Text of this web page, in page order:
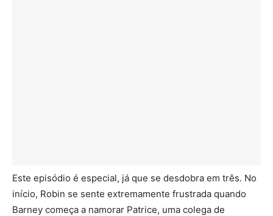
Este episódio é especial, já que se desdobra em três. No
início, Robin se sente extremamente frustrada quando
Barney começa a namorar Patrice, uma colega de